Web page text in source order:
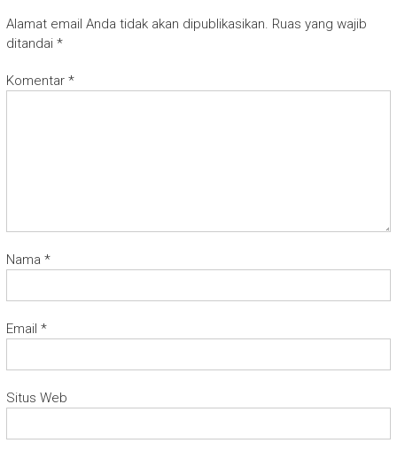
Alamat email Anda tidak akan dipublikasikan. Ruas yang wajib
ditandai *
Komentar *
Nama *
Email *
Situs Web